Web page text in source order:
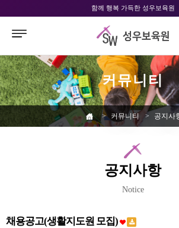
함께 행복 가득한 성우보육원
커뮤니티
> 커뮤니티 > 공지사
공지사항
Notice
채용공고(생활지도원 모집)